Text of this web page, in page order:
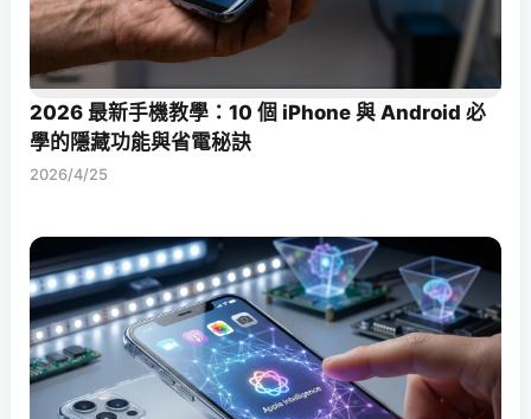
2026 最新手機教學：10 個 iPhone 與 Android 必
學的隱藏功能與省電秘訣
2026/4/25